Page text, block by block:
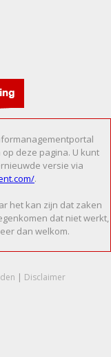
deze pagina. U kunt
versie via
.
het kan zijn dat zaken
dat niet werkt,
dan welkom.
| Disclaimer